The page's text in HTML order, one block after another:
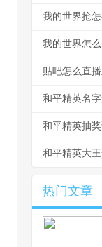
我的世界抢
我的世界怎
贴吧怎么直
和平精英名
热门文章